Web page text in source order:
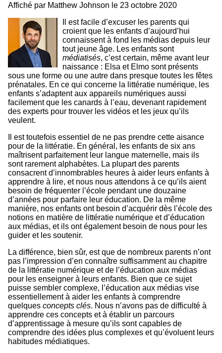
Affiché par Matthew Johnson le 23 octobre 2020
Il est facile d’excuser les parents qui
croient que les enfants d’aujourd’hui
connaissent à fond les médias depuis leur
tout jeune âge. Les enfants sont
médiatisés, c’est certain, même avant leur
naissance : Elsa et Elmo sont présents
sous une forme ou une autre dans presque toutes les fêtes
prénatales. En ce qui concerne la littératie numérique, les
enfants s’adaptent aux appareils numériques aussi
facilement que les canards à l’eau, devenant rapidement
des experts pour trouver les vidéos et les jeux qu’ils
veulent.
Il est toutefois essentiel de ne pas prendre cette aisance
pour de la littératie. En général, les enfants de six ans
maîtrisent parfaitement leur langue maternelle, mais ils
sont rarement alphabètes. La plupart des parents
consacrent d’innombrables heures à aider leurs enfants à
apprendre à lire, et nous nous attendons à ce qu’ils aient
besoin de fréquenter l’école pendant une douzaine
d’années pour parfaire leur éducation. De la même
manière, nos enfants ont besoin d’acquérir dès l’école des
notions en matière de littératie numérique et d’éducation
aux médias, et ils ont également besoin de nous pour les
guider et les soutenir.
La différence, bien sûr, est que de nombreux parents n’ont
pas l’impression d’en connaître suffisamment au chapitre
de la littératie numérique et de l’éducation aux médias
pour les enseigner à leurs enfants. Bien que ce sujet
puisse sembler complexe, l’éducation aux médias vise
essentiellement à aider les enfants à comprendre
quelques concepts clés. Nous n’avons pas de difficulté à
apprendre ces concepts et à établir un parcours
d’apprentissage à mesure qu’ils sont capables de
comprendre des idées plus complexes et qu’évoluent leurs
habitudes médiatiques.